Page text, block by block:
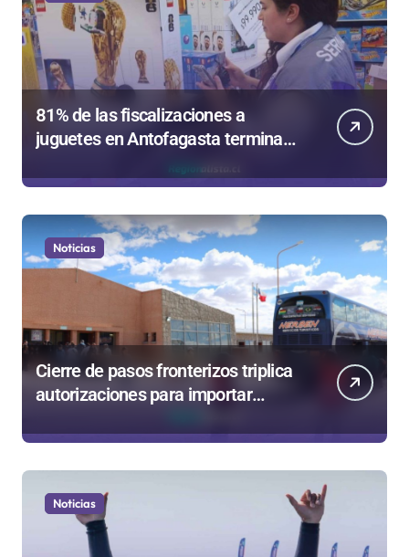
81% de las fiscalizaciones a
juguetes en Antofagasta termina
en sumarios sanitarios
Noticias
Cierre de pasos fronterizos triplica
autorizaciones para importar
Noticias